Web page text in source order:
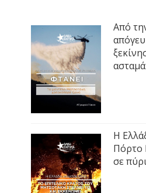
Από
Η
Πόρτο
σε